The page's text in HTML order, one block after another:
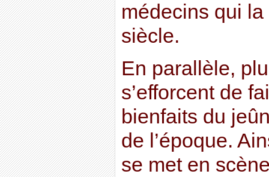
médecins qui
siècle.
En parallèle,
s’efforcent de
bienfaits du
de l’époque.
se met en